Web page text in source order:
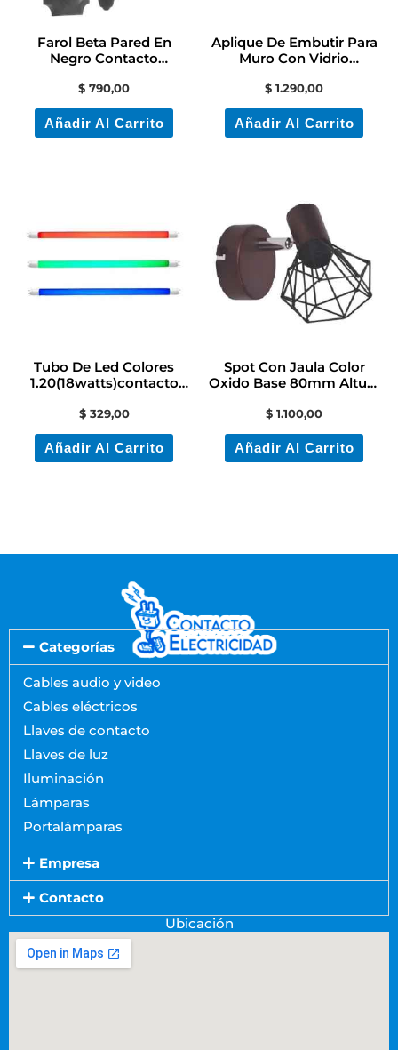
Farol Beta Pared En
Negro Contacto
$ 790,00
Añadir Al Carrito
Aplique De Embutir Para
Muro Con Vidrio
$ 1.290,00
Añadir Al Carrito
Tubo De Led Colores
1.20(18watts)contacto
$329,00
Añadir Al Carrito
Spot Con Jaula Color
Oxido Base 80mm Altura
$ 1.100,00
Añadir Al Carrito
Categorías
Cables audio y video
Cables eléctricos
Llaves de contacto
Llaves de luz
Iluminación
Lámparas
Portalámparas
Empresa
Contacto
Ubicación